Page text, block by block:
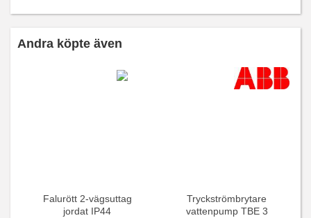
Andra köpte även
Falurött 2-vägsuttag
jordat IP44
Tryckströmbrytare
vattenpump TBE 3